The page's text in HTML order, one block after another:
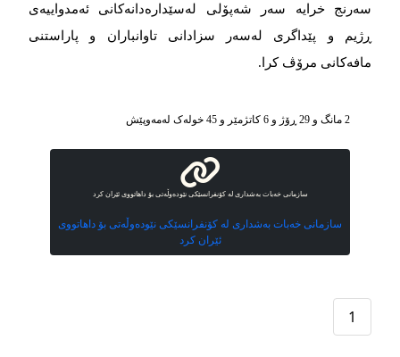
سەرنج خرایە سەر شەپۆلی لەسێدارەدانەکانی ئەمدواییەی
ڕژیم و پێداگری لەسەر سزادانی تاوانباران و پاراستنی
مافەکانی مرۆڤ کرا.
2 مانگ و 29 ڕۆژ و 6 کاتژمێر و 45 خوله‌ک له‌مه‌وپێش‌
سازمانی خەبات بەشداری لە کۆنفرانسێکی نێودەوڵەتی بۆ داهاتووی ئێران کرد
سازمانی خەبات بەشداری لە کۆنفرانسێکی نێودەوڵەتی بۆ داهاتووی
ئێران کرد
1